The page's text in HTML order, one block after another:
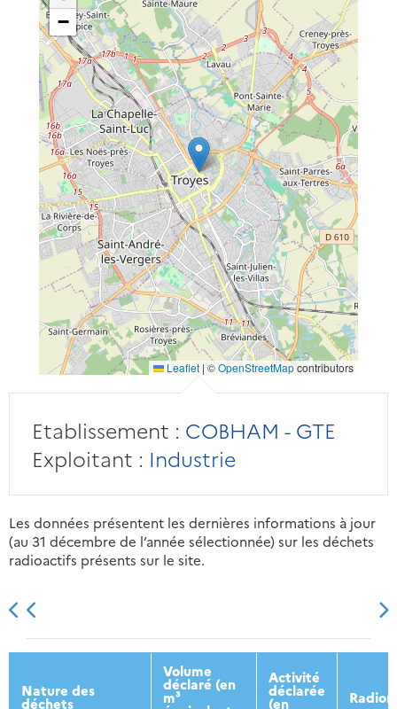
−
Leaflet | ©OpenStreetMapcontributors
Etablissement : COBHAM - GTE
Exploitant : Industrie
Les données présentent les dernières informations à jour
(au 31 décembre de l’année sélectionnée) sur les déchets
radioactifs présents sur le site.
2013 2014 2015 2016
Nature des
déchets
Volume
déclaré (en
m³
Activité
déclarée
(en